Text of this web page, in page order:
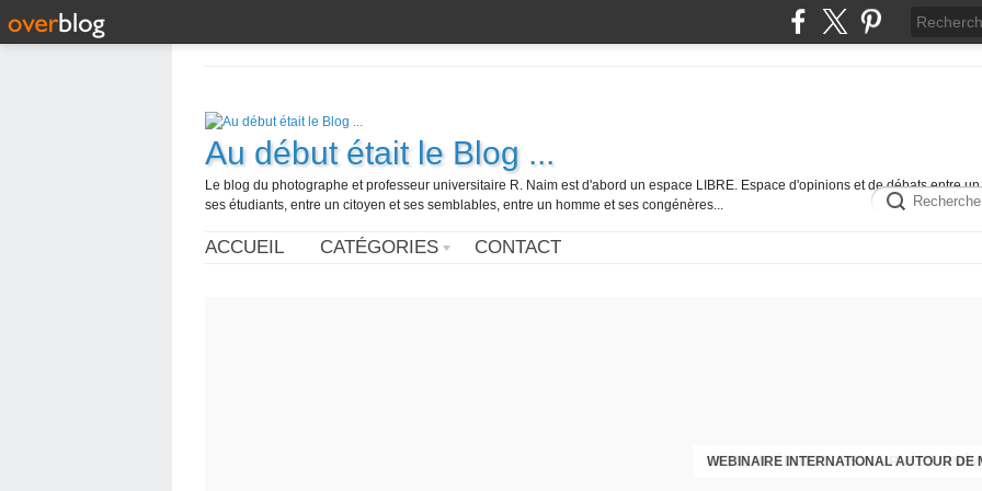
Au début était le Blog ...
Le blog du photographe et professeur universitaire R. Naim est d'abord un espace LIBRE. Espace d'opinions et de débats entre
ses étudiants, entre un citoyen et ses semblables, entre un homme et ses congénères...
ACCUEIL CATÉGORIES CONTACT